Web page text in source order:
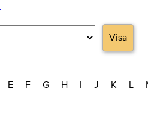
Visa
E F G H I J K L